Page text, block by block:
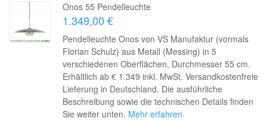
Onos 55 Pendelleuchte
1.349,00 €
Pendelleuchte Onos von VS Manufaktur (vormals
Florian Schulz) aus Metall (Messing) in 5
verschiedenen Oberflächen, Durchmesser 55 cm.
Erhältlich ab € 1.349 inkl. MwSt. Versandkostenfreie
Lieferung in Deutschland. Die ausführliche
Beschreibung sowie die technischen Details finden
Sie weiter unten. Mehr erfahren